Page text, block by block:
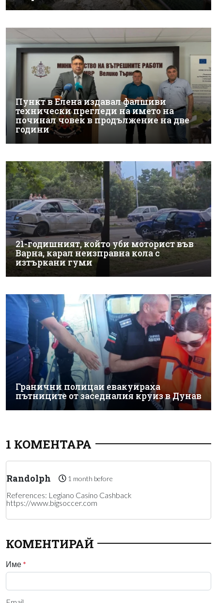
Пункт в Елена издавал фалшиви
технически прегледи на името на
починал човек в продължение на две
години
21-годишният, който уби моторист във
Варна, карал неизправна кола с
изтъркани гуми
Гранични полицаи евакуираха
пътниците от заседналия круиз в Дунав
1 КОМЕНТАРА
Randolph 1 month before
References: Legiano Casino Cashback
https://www.bigsoccer.com
КОМЕНТИРАЙ
Име *